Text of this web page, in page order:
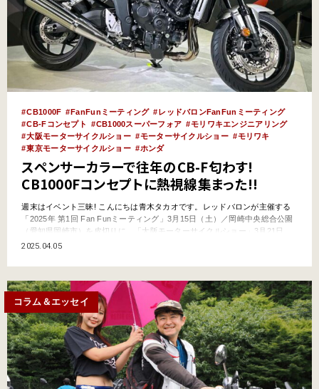
CB1000F FanFunミーティング
レッドバロンFanFunミーティング
CB-Fコンセプト
CB1000スーパーフォア
モリワキエンジニアリング
大阪モーターサイクルショー
モーターサイクルショー
モリワキ
東京モーターサイクルショー
ホンダ
スペンサーカラーで往年のCB-F匂わす!
CB1000Fコンセプトに熱視線集まった!!
週末はイベント三昧! こんにちは青木タカオです。レッドバロンが主催する
「2025年 第1回 Fan Funミーティング」3月15日（土）／岡崎中央総合公園
（愛知県岡崎市）を皮切りに、「大阪モーターサイクルショー」3月21日
（金）〜23日（日）／インテックス大阪（大阪府大阪市）、「東京モーター
江東区）と、週末はバイクイベントの…
2025.04.05
コラム＆エッセイ